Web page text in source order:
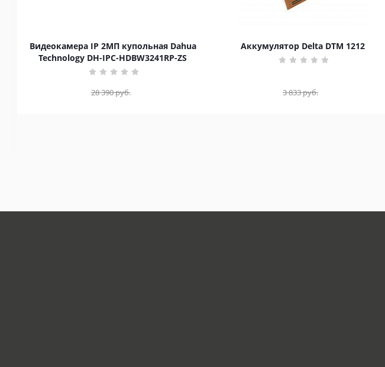
Видеокамера IP 2МП купольная Dahua
Technology DH-IPC-HDBW3241RP-ZS
28 390руб.
Аккумулятор Delta DTM 1212
3 833руб.